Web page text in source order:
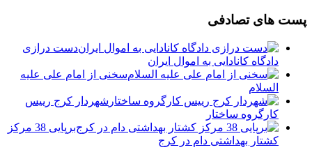
پست های تصادفی
دست درازی
دادگاه کانادایی به اموال ایران
سخنی از امام على عليه
السلام
شهردار کرج رییس
کارگروه ساختار
برپایی 38 مرکز
کشتار بهداشتی دام در کرج